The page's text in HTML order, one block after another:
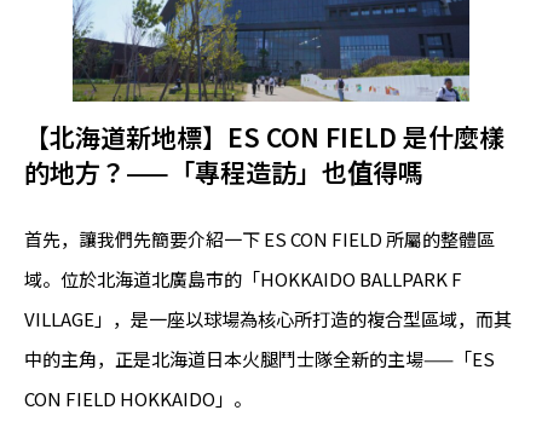
【北海道新地標】ES CON FIELD 是什麼樣
的地方？——「專程造訪」也值得嗎
首先，讓我們先簡要介紹一下 ES CON FIELD 所屬的整體區
域。位於北海道北廣島市的「HOKKAIDO BALLPARK F
VILLAGE」，是一座以球場為核心所打造的複合型區域，而其
中的主角，正是北海道日本火腿鬥士隊全新的主場——「ES
CON FIELD HOKKAIDO」。